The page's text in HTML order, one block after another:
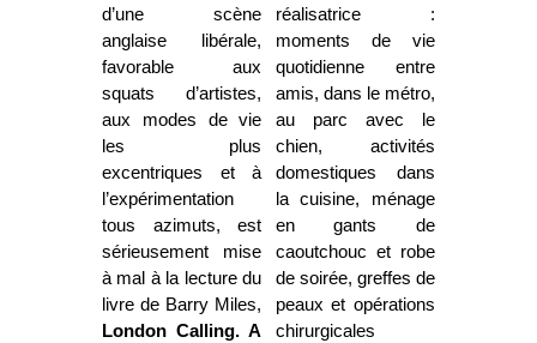
d’une scène
anglaise libérale,
favorable aux
squats d’artistes,
aux modes de vie
les plus
excentriques et à
l’expérimentation
tous azimuts, est
sérieusement mise
à mal à la lecture du
livre de Barry Miles,
London Calling.A
réalisatrice :
moments de vie
quotidienne entre
amis, dans le métro,
au parc avec le
chien, activités
domestiques dans
la cuisine, ménage
en gants de
caoutchouc et robe
de soirée, greffes de
peaux et opérations
chirurgicales